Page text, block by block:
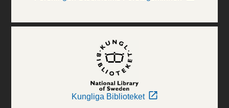
Kungliga Biblioteket